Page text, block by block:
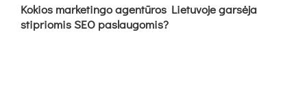
Kokios marketingo agentūros Lietuvoje garsėja
stipriomis SEO paslaugomis?